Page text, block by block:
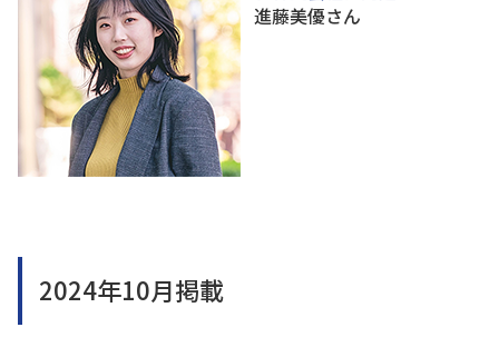
進藤美優さん
2024年10月掲載